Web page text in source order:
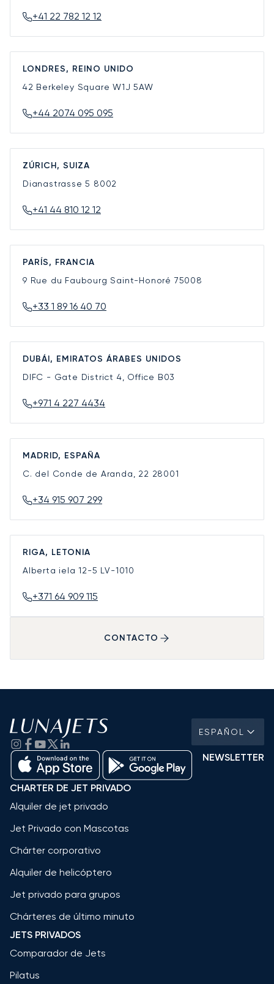
+41 22 782 12 12
LONDRES, REINO UNIDO
42 Berkeley SquareW1J 5AW
+44 2074 095 095
ZÚRICH, SUIZA
Dianastrasse 5 8002
+41 44 810 12 12
PARÍS, FRANCIA
9 Rue du Faubourg Saint-Honoré 75008
+33 1 89 16 40 70
DUBÁI, EMIRATOS ÁRABES UNIDOS
DIFC - Gate District 4, Office B03
+971 4 227 4434
MADRID, ESPAÑA
C. del Conde de Aranda, 22 28001
+34 915 907 299
RIGA, LETONIA
Alberta iela 12-5 LV-1010
+371 64 909 115
CONTACTO
ESPAÑOL
NEWSLETTER
CHARTER DE JET PRIVADO
Alquiler de jet privado
Jet Privado con Mascotas
Chárter corporativo
Alquiler de helicóptero
Jet privado para grupos
Chárteres de último minuto
JETS PRIVADOS
Comparador de Jets
Pilatus